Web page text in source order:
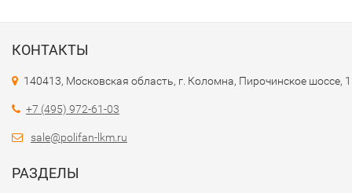
КОНТАКТЫ
140413, Московская область, г. Коломна, Пирочинское шоссе,
+7 (495) 972-61-03
sale@polifan-lkm.ru
РАЗДЕЛЫ